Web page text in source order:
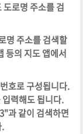
로명 주소를 검
명 주소를 검색할
등의 지도 앱에서
호로 구성됩니다.
력해도 됩니다.
과 같이 검색하면